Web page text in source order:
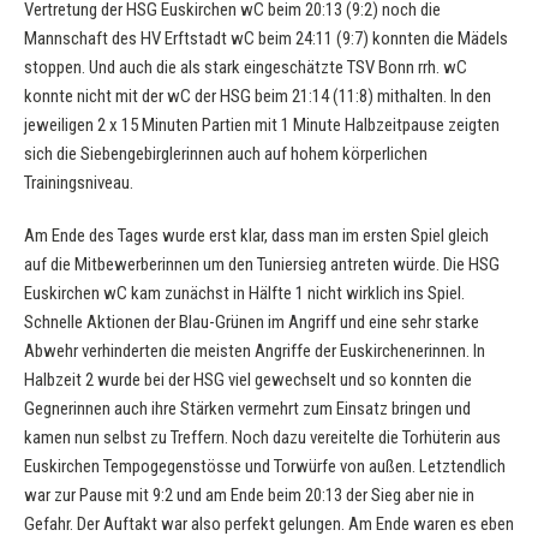
Vertretung der HSG Euskirchen wC beim 20:13 (9:2) noch die
Mannschaft des HV Erftstadt wC beim 24:11 (9:7) konnten die Mädels
stoppen. Und auch die als stark eingeschätzte TSV Bonn rrh. wC
konnte nicht mit der wC der HSG beim 21:14 (11:8) mithalten. In den
jeweiligen 2 x 15 Minuten Partien mit 1 Minute Halbzeitpause zeigten
sich die Siebengebirglerinnen auch auf hohem körperlichen
Trainingsniveau.
Am Ende des Tages wurde erst klar, dass man im ersten Spiel gleich
auf die Mitbewerberinnen um den Tuniersieg antreten würde. Die HSG
Euskirchen wC kam zunächst in Hälfte 1 nicht wirklich ins Spiel.
Schnelle Aktionen der Blau-Grünen im Angriff und eine sehr starke
Abwehr verhinderten die meisten Angriffe der Euskirchenerinnen. In
Halbzeit 2 wurde bei der HSG viel gewechselt und so konnten die
Gegnerinnen auch ihre Stärken vermehrt zum Einsatz bringen und
kamen nun selbst zu Treffern. Noch dazu vereitelte die Torhüterin aus
Euskirchen Tempogegenstösse und Torwürfe von außen. Letztendlich
war zur Pause mit 9:2 und am Ende beim 20:13 der Sieg aber nie in
Gefahr. Der Auftakt war also perfekt gelungen. Am Ende waren es eben